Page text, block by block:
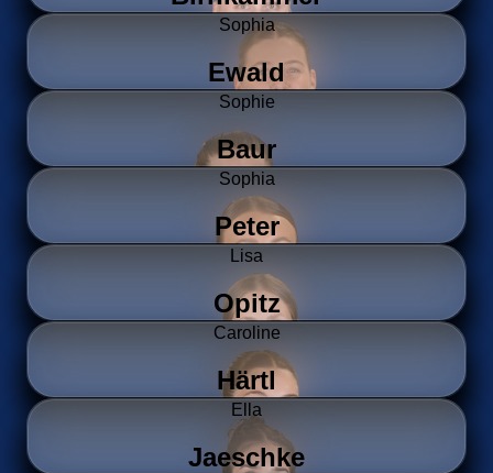
Sophia
Ewald
Sophie
Baur
Sophia
Peter
Lisa
Opitz
Caroline
Härtl
Ella
Jaeschke